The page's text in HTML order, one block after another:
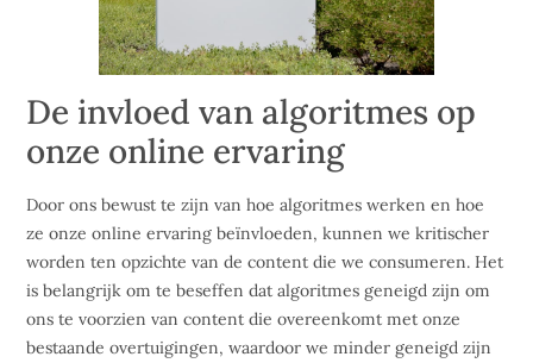
De invloed van algoritmes op
onze online ervaring
Door ons bewust te zijn van hoe algoritmes werken en hoe
ze onze online ervaring beïnvloeden, kunnen we kritischer
worden ten opzichte van de content die we consumeren. Het
is belangrijk om te beseffen dat algoritmes geneigd zijn om
ons te voorzien van content die overeenkomt met onze
bestaande overtuigingen, waardoor we minder geneigd zijn